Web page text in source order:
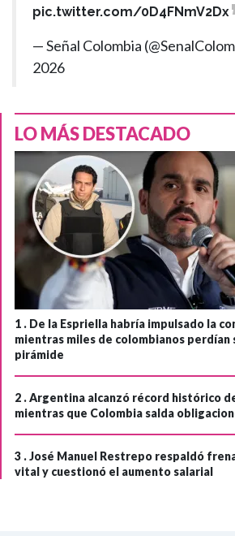
pic.twitter.com/0D4FNmV2Dx
— Señal Colombia
2026
LO MÁS DESTACADO
1 . De la Espriella habría impulsado la
mientras miles de colombianos perdían
pirámide
2 .Argentina alcanzó récord histórico
mientras que Colombia salda
3 .José Manuel Restrepo respaldó
vital y cuestionó el aumento salarial